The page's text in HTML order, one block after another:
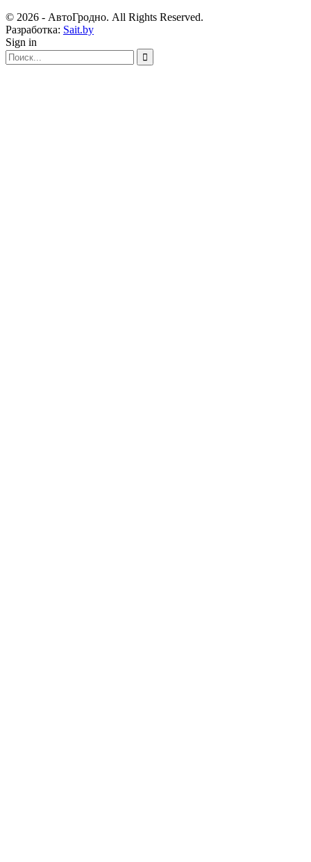
© 2026 - АвтоГродно. All Rights Reserved.
Разработка: Sait.by
Sign in